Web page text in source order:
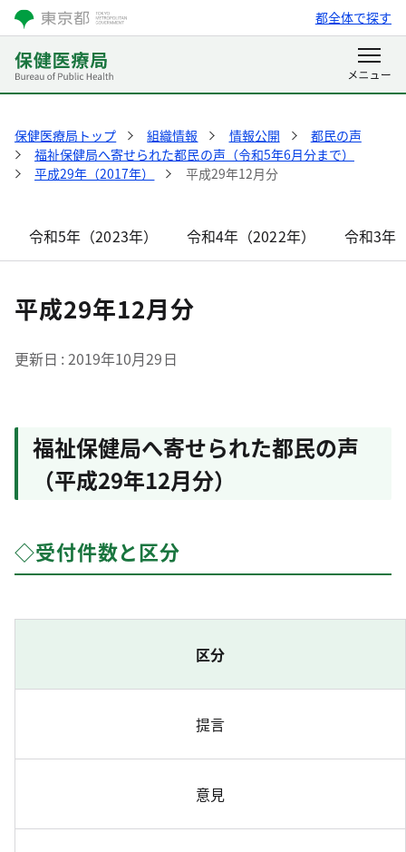
都全体で探す
保健医療局トップ 組織情報 情報公開
都民の声
福祉保健局へ寄せられた都民の声（令和5年6月分まで）
平成29年（2017年）
平成29年12月分
令和5年（2023年） 令和4年（2022年） 令和3年
平成29年12月分
更新日 2019年10月29日
福祉保健局へ寄せられた都民の声
（平成29年12月分）
◇受付件数と区分
区分
提言
意見